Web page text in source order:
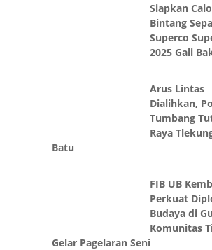
Siapkan
Bintang
Superco
2025 Gali
Arus Lintas
Dialihkan,
Tumbang
Raya
Batu
FIB UB
Perkuat
Budaya di
Komunitas
Gelar Pagelaran Seni